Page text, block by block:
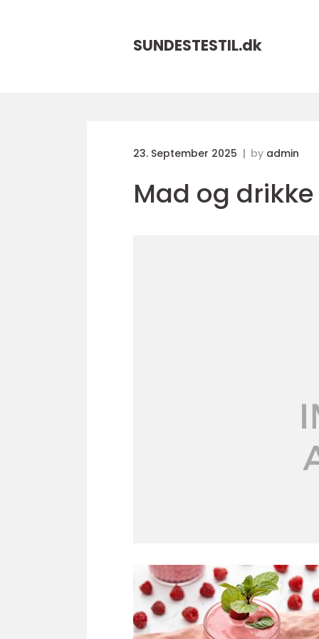
SUNDESTESTIL.dk
23. September 2025 by admin
Mad og drikke